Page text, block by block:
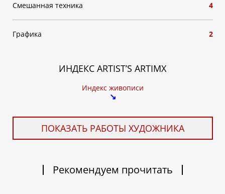
Смешанная техника 4
Графика 2
ИНДЕКС ARTIST’S ARTIMX
Индекс живописи
↘
ПОКАЗАТЬ РАБОТЫ ХУДОЖНИКА
Рекомендуем прочитать